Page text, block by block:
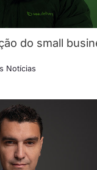
do small
Notícias